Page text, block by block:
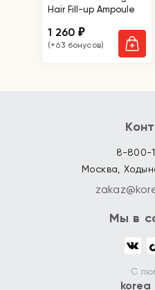
Hair Fill-up Ampoule
1 260₽
(+63 бонусов)
8-800-
Москва,
Мы в
С
korea